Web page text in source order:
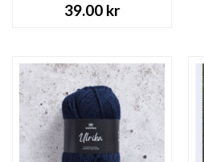
39.00 kr